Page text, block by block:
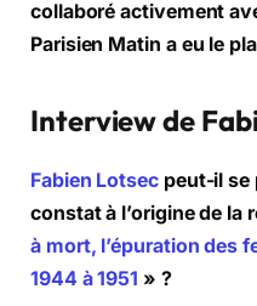
collaboré activement
Parisien Matin a eu le
Interview de
Fabien Lotsecpeut-il se
constat à l’origine de la
à mort, l’épuration des
1944 à 1951» ?